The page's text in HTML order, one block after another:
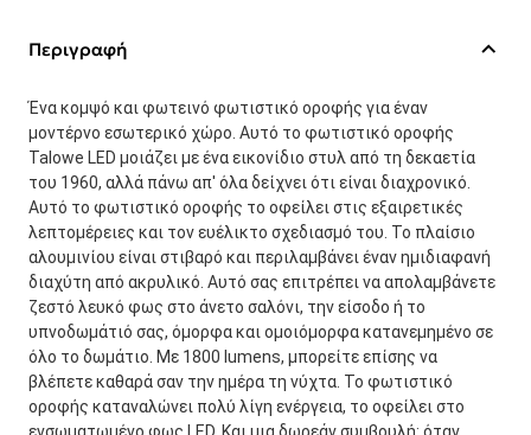
Περιγραφή
Ένα κομψό και φωτεινό φωτιστικό οροφής για έναν
μοντέρνο εσωτερικό χώρο. Αυτό το φωτιστικό οροφής
Talowe LED μοιάζει με ένα εικονίδιο στυλ από τη δεκαετία
του 1960, αλλά πάνω απ' όλα δείχνει ότι είναι διαχρονικό.
Αυτό το φωτιστικό οροφής το οφείλει στις εξαιρετικές
λεπτομέρειες και τον ευέλικτο σχεδιασμό του. Το πλαίσιο
αλουμινίου είναι στιβαρό και περιλαμβάνει έναν ημιδιαφανή
διαχύτη από ακρυλικό. Αυτό σας επιτρέπει να απολαμβάνετε
ζεστό λευκό φως στο άνετο σαλόνι, την είσοδο ή το
υπνοδωμάτιό σας, όμορφα και ομοιόμορφα κατανεμημένο σε
όλο το δωμάτιο. Με 1800 lumens, μπορείτε επίσης να
βλέπετε καθαρά σαν την ημέρα τη νύχτα. Το φωτιστικό
οροφής καταναλώνει πολύ λίγη ενέργεια, το οφείλει στο